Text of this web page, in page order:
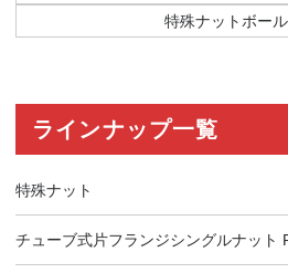
特殊ナットボー
ラインナップ一覧
特殊ナット
チューブ式片フランジシングルナット